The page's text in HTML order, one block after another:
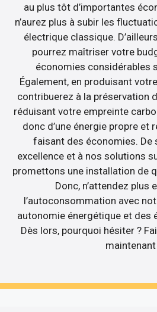
au plus tôt d’importantes
n’aurez plus à subir les
électrique classique.
pourrez maîtriser votre
économies considérables
Également, en produisant
contribuerez à la préservation
réduisant votre empreinte
donc d’une énergie propre et
faisant des économies. De
excellence et à nos solutions
promettons une installation de
Donc, n’attendez plus
l’autoconsommation avec
autonomie énergétique et des
Dès lors, pourquoi hésiter ?
maintenant